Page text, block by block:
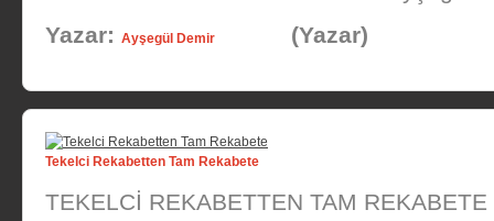
Yazar: Ayşegül Demir (Yazar)
Tekelci Rekabetten Tam Rekabete
TEKELCİ REKABETTEN TAM REKABETE